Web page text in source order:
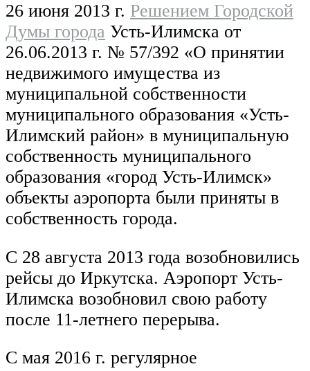
26 июня 2013 г. Решением Городской
Думы города Усть-Илимска от
26.06.2013 г. № 57/392 «О принятии
недвижимого имущества из
муниципальной собственности
муниципального образования «Усть-
Илимский район» в муниципальную
собственность муниципального
образования «город Усть-Илимск»
объекты аэропорта были приняты в
собственность города.
С 28 августа 2013 года возобновились
рейсы до Иркутска. Аэропорт Усть-
Илимска возобновил свою работу
после 11-летнего перерыва.
С мая 2016 г. регулярное